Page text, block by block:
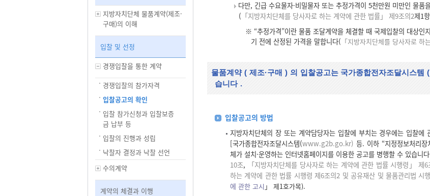
지방자치단체 물품계약(제조·
구매)의 이해
입찰 및 선정
경쟁입찰을 통한 계약
경쟁입찰의 참가자격
입찰공고의 확인
입찰 참가신청과 입찰보증
금 납부 등
입찰의 진행과 성립
낙찰자 결정과 낙찰 선언
수의계약
계약의 체결과 이행
다만, 긴급 수요물자·비밀물자 또는 추정가격이 5천만원 미만인 물
( 「지방자치단체를 당사자로 하는 계약에 관한 법률」 제9조의2제1
※ “추정가격”이란 물품 조달계약을 체결할 때 국제입찰의 대상인
기 전에 산정된 가격을 말합니다( 「지방자치단체를 당사자로
물품계약 ( 제조·구매 ) 의 입찰공고는 국가종합전자조달시스템 (
습니다 .
입찰공고의 방법
지방자치단체의 장 또는 계약담당자는 입찰에 부치는 경우에는 입찰에
[국가종합전자조달시스템(www.g2b.go.kr) 등. 이하 “지정정보처리
체가 설치·운영하는 인터넷홈페이지를 이용한 공고를 병행할 수 있습니
10조, 「지방자치단체를 당사자로 하는 계약에 관한 법률 시행령」 제6
하는 계약에 관한 법률 시행령 제6조의2 및 공유재산 및 물품관리법 시
에 관한 고시 」 제1호가목).